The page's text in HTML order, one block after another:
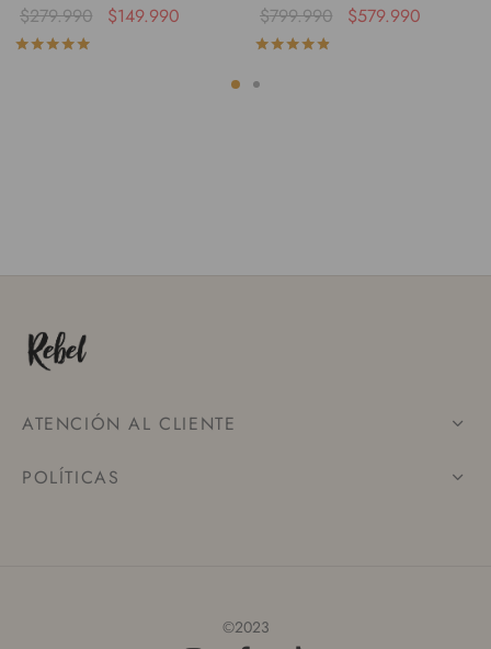
$279.990 $149.990
$799.990 $579.990
ATENCIÓN AL CLIENTE
POLÍTICAS
©2023